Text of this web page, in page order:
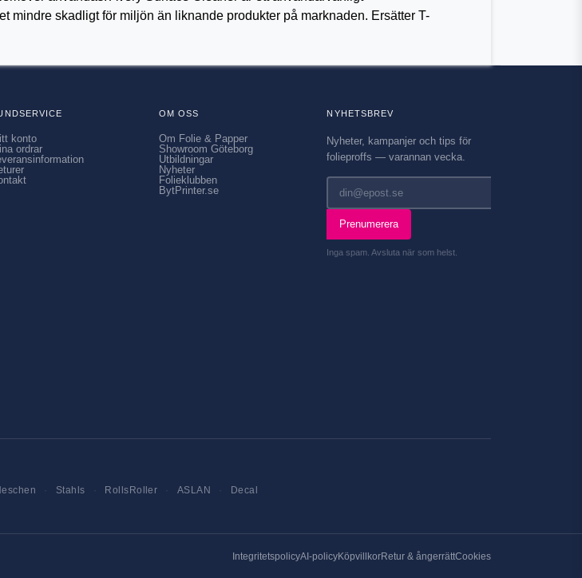
mindre skadligt för miljön än liknande produkter på marknaden. Ersätter T-
konto
ordrar
OM OSS
Om Folie & Papper
Showroom Göteborg
Utbildningar
Nyheter
Folieklubben
BytPrinter.se
NYHETSBREV
Nyheter, kampanjer och tips för
folieproffs — varannan vecka.
Prenumerera
Inga spam. Avsluta när som helst.
Stahls RollsRoller ASLAN Decal
IntegritetspolicyAI-policyKöpvillkorRetur & ångerrättCookies